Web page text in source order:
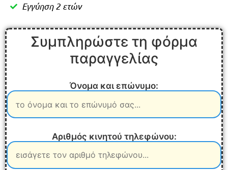
Εγγύηση 2 ετών
Συμπληρώστε τη φόρμα
παραγγελίας
Όνομα και επώνυμο:
Αριθμός κινητού τηλεφώνου: